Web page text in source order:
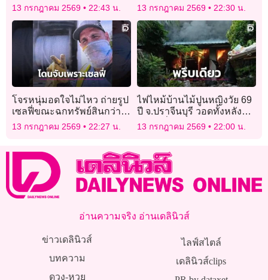
เสียชีวิต เหตุซุ่มยิงชายแดน
ไทย-กัมพูชา
13 กรกฎาคม 2569 22:43 น.
งานออนไลน์ยังปัง
13 กรกฎาคม 2569 22:30 น.
โจรหนุ่มอดใจไม่ไหว ถ่ายรูป
เซลฟี่ขณะฉกทรัพย์สินกว่า 3
ล้าน โดนตำรวจตามรอยจน
13 กรกฎาคม 2569 22:27 น.
ไฟไหม้บ้านไม้ปูนหญิงวัย 69
ปี จ.ปราจีนบุรี วอดทั้งหลัง
เจ้าตัวนั่งอยู่หน้าบ้านรอด
หวุดหวิด
13 กรกฎาคม 2569 22:00 น.
อ่านความจริง อ่านเดลินิวส์
ข่าวเดลินิวส์
บทความ
ดวง-หวย
ไลฟ์สไตล์
เดลินิวส์clips